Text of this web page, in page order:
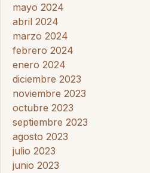
mayo 2024
abril 2024
marzo 2024
febrero 2024
enero 2024
diciembre 2023
noviembre 2023
octubre 2023
septiembre 2023
agosto 2023
julio 2023
junio 2023